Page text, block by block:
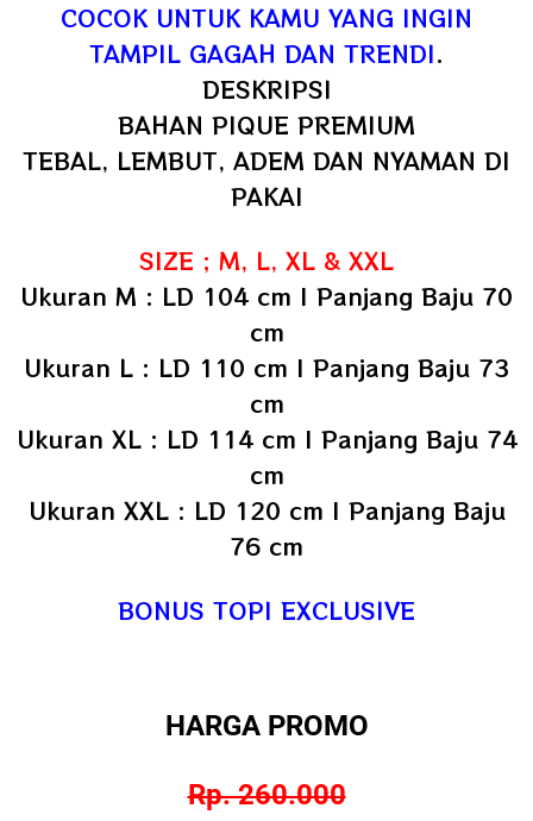
COCOK UNTUK KAMU YANG INGIN
TAMPIL GAGAH DAN TRENDI.
DESKRIPSI
BAHAN PIQUE PREMIUM
TEBAL, LEMBUT, ADEM DAN NYAMAN DI
PAKAI
SIZE ; M, L, XL & XXL
Ukuran M : LD 104 cm | Panjang Baju 70
cm
Ukuran L : LD 110 cm | Panjang Baju 73
cm
Ukuran XL : LD 114 cm | Panjang Baju 74
cm
Ukuran XXL : LD 120 cm | Panjang Baju
76 cm
BONUS TOPI EXCLUSIVE
HARGA PROMO
Rp. 260.000